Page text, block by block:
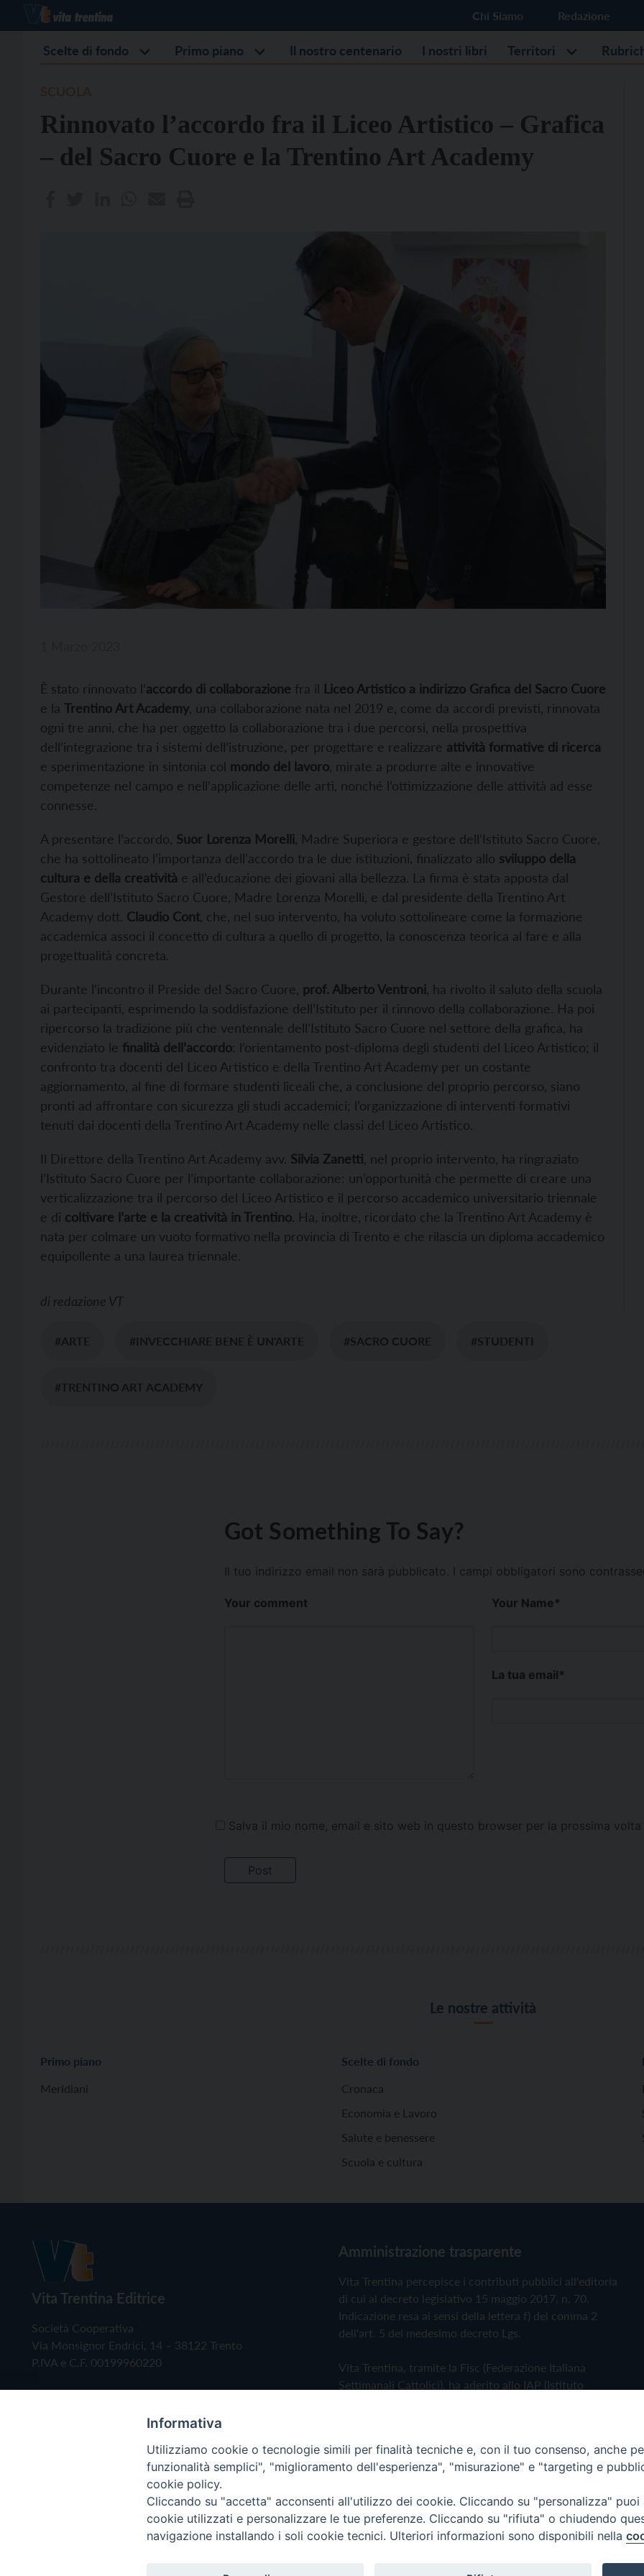
Chi Siamo Redazione
Scelte di fondo Primo piano Il nostro centenario I nostri libri Territori
Rinnovato l’accordo fra il Liceo Artistico – Grafica
– del Sacro Cuore e la Trentino Art Academy
È stato rinnovato l’accordo di collaborazione fra il Liceo Artistico a indirizzo Grafica del Sacro Cuore
e la Trentino Art Academy , una collaborazione nata nel 2019 e, come da accordi previsti, rinnovata
ogni tre anni, che ha per oggetto la collaborazione tra i due percorsi, nella prospettiva
dell’integrazione tra i sistemi dell’istruzione, per progettare e realizzare attività formative di ricerca
e sperimentazione in sintonia col mondo del lavoro , mirate a produrre alte e innovative
competenze nel campo e nell’applicazione delle arti, nonché l’ottimizzazione delle attività ad esse
connesse.
A presentare l’accordo, Suor Lorenza Morelli , Madre Superiora e gestore dell’Istituto Sacro Cuore,
che ha sottolineato l’importanza dell’accordo tra le due istituzioni, finalizzato allo sviluppo della
cultura e della creatività e all’educazione dei giovani alla bellezza. La firma è stata apposta dal
Gestore dell’Istituto Sacro Cuore, Madre Lorenza Morelli, e dal presidente della Trentino Art
Academy dott. Claudio Cont, che, nel suo intervento, ha voluto sottolineare come la formazione
accademica associ il concetto di cultura a quello di progetto, la conoscenza teorica al fare e alla
progettualità concreta.
Durante l’incontro il Preside del Sacro Cuore, prof. Alberto Ventroni , ha rivolto il saluto della scuola
ai partecipanti, esprimendo la soddisfazione dell’Istituto per il rinnovo della collaborazione. Ha poi
ripercorso la tradizione più che ventennale dell’Istituto Sacro Cuore nel settore della grafica, ha
evidenziato le finalità dell’accordo: l’orientamento post-diploma degli studenti del Liceo Artistico; il
confronto tra docenti del Liceo Artistico e della Trentino Art Academy per un costante
aggiornamento, al fine di formare studenti liceali che, a conclusione del proprio percorso, siano
pronti ad affrontare con sicurezza gli studi accademici; l’organizzazione di interventi formativi
tenuti dai docenti della Trentino Art Academy nelle classi del Liceo Artistico.
Il Direttore della Trentino Art Academy avv. Silvia Zanetti , nel proprio intervento, ha ringraziato
l’Istituto Sacro Cuore per l’importante collaborazione: un’opportunità che permette di creare una
verticalizzazione tra il percorso del Liceo Artistico e il percorso accademico universitario triennale
e di coltivare l’arte e la creatività in Trentino. Ha, inoltre, ricordato che la Trentino Art Academy è
nata per colmare un vuoto formativo nella provincia di Trento e che rilascia un diploma accademico
equipollente a una laurea triennale.
di redazione VT
#ARTE #INVECCHIARE BENE È UN'ARTE #SACRO CUORE #STUDENTI
#TRENTINO ART ACADEMY
Got Something To Say?
Il tuo indirizzo email non sarà pubblicato. I campi obbligatori sono
Your comment Your Name*
La tua email*
Salva il mio nome, email e sito web in questo browser per la prossima
Le nostre attività
Primo piano
Meridiani
Scelte di fondo
Cronaca
Economia e Lavoro
Salute e benessere
Scuola e cultura
Vita Trentina Editrice
Società Cooperativa
Via Monsignor Endrici, 14 – 38122 Trento
P.IVA e C.F. 00199960220
Amministrazione trasparente
Vita Trentina percepisce i contributi pubblici all'editoria
di cui al decreto legislativo 15 maggio 2017, n. 70.
Indicazione resa ai sensi della lettera f) del comma 2
dell'art. 5 del medesimo decreto Lgs.
Vita Trentina, tramite la Fisc (Federazione Italiana
Settimanali Cattolici), ha aderito allo IAP (Istituto
Privacy Policy Cookie Policy
Copyright © 2019 - Tutti i diritti riservati - Vita Trentina Editrice
Informativa
Utilizziamo cookie o tecnologie simili per finalità tecniche e, con il tuo consenso, anche
funzionalità semplici", "miglioramento dell'esperienza", "misurazione" e "targeting e
cookie policy.
Cliccando su "accetta" acconsenti all'utilizzo dei cookie. Cliccando su "personalizza"
cookie utilizzati e personalizzare le tue preferenze. Cliccando su "rifiuta" o chiudendo
navigazione installando i soli cookie tecnici. Ulteriori informazioni sono disponibili nella